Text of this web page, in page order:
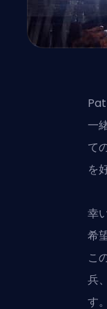
一
て
を
幸
希
こ
兵
す